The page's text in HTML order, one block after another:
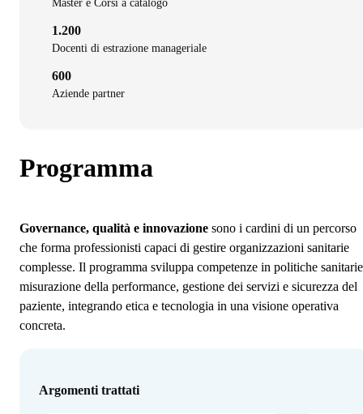
Master e Corsi a catalogo
1.200
Docenti di estrazione manageriale
600
Aziende partner
Programma
Governance, qualità e innovazione sono i cardini di un percorso
che forma professionisti capaci di gestire organizzazioni sanitarie
complesse. Il programma sviluppa competenze in politiche
misurazione della performance, gestione dei servizi e sicurezza del
paziente, integrando etica e tecnologia in una visione operativa
concreta.
Argomenti trattati